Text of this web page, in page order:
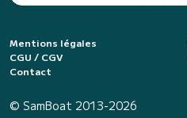
Mentions légales
CGU / CGV
Contact
© SamBoat 2013-2026